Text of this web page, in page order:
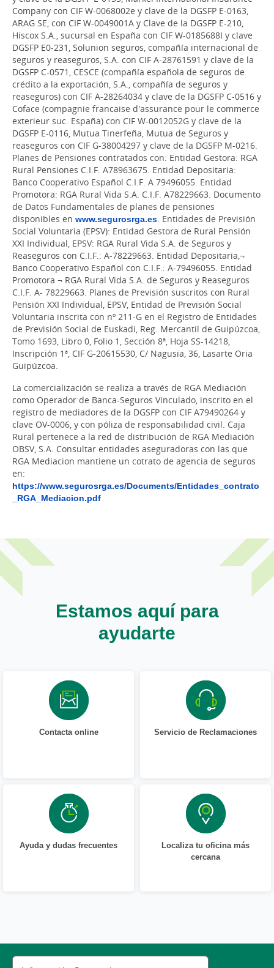
Company con CIF W-0068002e y clave de la DGSFP E-0163,
ARAG SE, con CIF W-0049001A y Clave de la DGSFP E-210,
Hiscox S.A., sucursal en España con CIF W-0185688I y clave
DGSFP E0-231, Solunion seguros, compañía internacional de
seguros y reaseguros, S.A. con CIF A-28761591 y clave de la
DGSFP C-0571, CESCE (compañía española de seguros de
crédito a la exportación, S.A., compañía de seguros y
reaseguros) con CIF A-28264034 y clave de la DGSFP C-0516 y
Coface (compagnie francaise d'assurance pour le commerce
exterieur suc. España) con CIF W-0012052G y clave de la
DGSFP E-0116, Mutua Tinerfeña, Mutua de Seguros y
reaseguros con CIF G-38004297 y clave de la DGSFP M-0216.
Planes de Pensiones contratados con: Entidad Gestora: RGA
Rural Pensiones C.I.F. A78963675. Entidad Depositaria:
Banco Cooperativo Español C.I.F. A 79496055. Entidad
Promotora: RGA Rural Vida S.A. C.I.F. A78229663. Documento
de Datos Fundamentales de planes de pensiones
disponibles en www.segurosrga.es. Entidades de Previsión
Social Voluntaria (EPSV): Entidad Gestora de Rural Pensión
XXI Individual, EPSV: RGA Rural Vida S.A. de Seguros y
Reaseguros con C.I.F.: A-78229663. Entidad Depositaria,¬
Banco Cooperativo Español con C.I.F.: A-79496055. Entidad
Promotora ¬ RGA Rural Vida S.A. de Seguros y Reaseguros
C.I.F. A- 78229663. Planes de Previsión suscritos con Rural
Pensión XXI Individual, EPSV, Entidad de Previsión Social
Voluntaria inscrita con nº 211-G en el Registro de Entidades
de Previsión Social de Euskadi, Reg. Mercantil de Guipúzcoa,
Tomo 1693, Libro 0, Folio 1, Sección 8ª, Hoja SS-14218,
Inscripción 1ª, CIF G-20615530, C/ Nagusia, 36, Lasarte Oria
Guipúzcoa.
La comercialización se realiza a través de RGA Mediación
como Operador de Banca-Seguros Vinculado, inscrito en el
registro de mediadores de la DGSFP con CIF A79490264 y
clave OV-0006, y con póliza de responsabilidad civil. Caja
Rural pertenece a la red de distribución de RGA Mediación
OBSV, S.A. Consultar entidades aseguradoras con las que
RGA Mediacion mantiene un cotrato de agencia de seguros
en:
https://www.segurosrga.es/Documents/Entidades_contrato
_RGA_Mediacion.pdf
Estamos aquí para
ayudarte
Contacta online Servicio de Reclamaciones
Ayuda y dudas frecuentes
Localiza tu oficina más
cercana